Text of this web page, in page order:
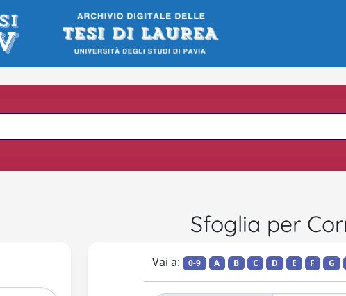
Sfoglia per
Vai a: 0-9 A B C D E F G